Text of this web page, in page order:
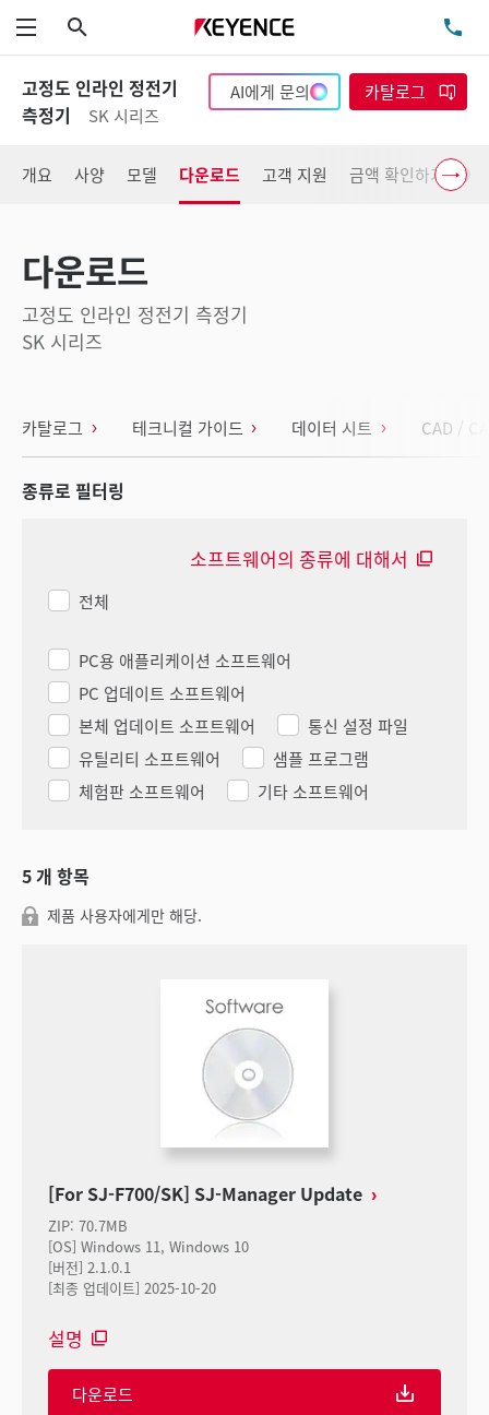
메뉴
고정도 인라인 정전기
측정기
SK 시리즈
AI에게 문의 카탈로그
개요 사양 모델 다운로드 고객 지원 금액 확인하기
다운로드
고정도 인라인 정전기 측정기
SK 시리즈
카탈로그 테크니컬 가이드 데이터 시트 CAD /
종류로 필터링
소프트웨어의 종류에 대해서
전체
PC용 애플리케이션 소프트웨어
PC 업데이트 소프트웨어
본체 업데이트 소프트웨어
통신 설정 파일
유틸리티 소프트웨어
샘플 프로그램
체험판 소프트웨어
기타 소프트웨어
5개 항목
제품 사용자에게만 해당.
[For SJ-F700/SK] SJ-Manager Update
ZIP: 70.7MB
[OS] Windows 11, Windows 10
[버전] 2.1.0.1
[최종 업데이트] 2025-10-20
설명
다운로드